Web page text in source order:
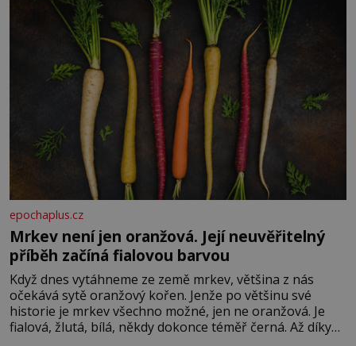
epochaplus.cz
Mrkev není jen oranžová. Její neuvěřitelný
příběh začíná fialovou barvou
Když dnes vytáhneme ze země mrkev, většina z nás
očekává sytě oranžový kořen. Jenže po většinu své
historie je mrkev všechno možné, jen ne oranžová. Je
fialová, žlutá, bílá, někdy dokonce téměř černá. Až díky